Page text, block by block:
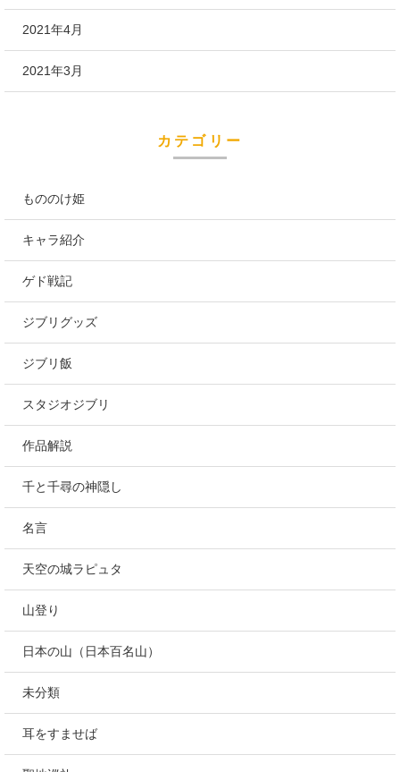
2021年4月
2021年3月
カテゴリー
もののけ姫
キャラ紹介
ゲド戦記
ジブリグッズ
ジブリ飯
スタジオジブリ
作品解説
千と千尋の神隠し
名言
天空の城ラピュタ
山登り
日本の山（日本百名山）
未分類
耳をすませば